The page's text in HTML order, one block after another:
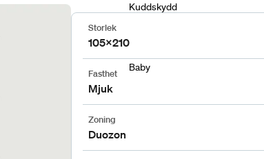
Kuddskydd
Baby
Storlek
105x210
Fasthet
Mjuk
Zoning
Duozon